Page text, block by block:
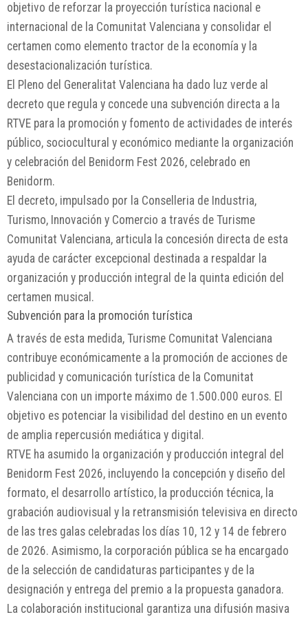
objetivo de reforzar la proyección turística nacional e
internacional de la Comunitat Valenciana y consolidar el
certamen como elemento tractor de la economía y la
desestacionalización turística.
El Pleno del Generalitat Valenciana ha dado luz verde al
decreto que regula y concede una subvención directa a la
RTVE para la promoción y fomento de actividades de interés
público, sociocultural y económico mediante la organización
y celebración del Benidorm Fest 2026, celebrado en
Benidorm.
El decreto, impulsado por la Conselleria de Industria,
Turismo, Innovación y Comercio a través de Turisme
Comunitat Valenciana, articula la concesión directa de esta
ayuda de carácter excepcional destinada a respaldar la
organización y producción integral de la quinta edición del
certamen musical.
Subvención para la promoción turística
A través de esta medida, Turisme Comunitat Valenciana
contribuye económicamente a la promoción de acciones de
publicidad y comunicación turística de la Comunitat
Valenciana con un importe máximo de 1.500.000 euros. El
objetivo es potenciar la visibilidad del destino en un evento
de amplia repercusión mediática y digital.
RTVE ha asumido la organización y producción integral del
Benidorm Fest 2026, incluyendo la concepción y diseño del
formato, el desarrollo artístico, la producción técnica, la
grabación audiovisual y la retransmisión televisiva en directo
de las tres galas celebradas los días 10, 12 y 14 de febrero
de 2026. Asimismo, la corporación pública se ha encargado
de la selección de candidaturas participantes y de la
designación y entrega del premio a la propuesta ganadora.
La colaboración institucional garantiza una difusión masiva